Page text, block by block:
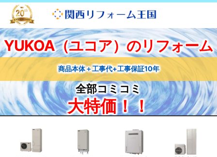
YUKOA（ユコア）のリフォーム
商品本体＋工事代+工事保証10年
全部コミコミ
大特価！！